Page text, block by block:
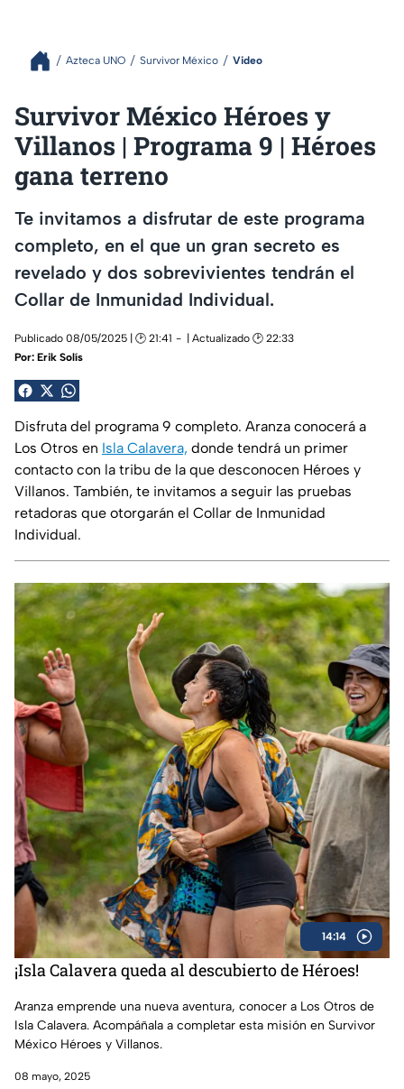
Azteca UNO Survivor México Video
Survivor México Héroes y
Villanos | Programa 9 | Héroes
gana terreno
Te invitamos a disfrutar de este programa
completo, en el que un gran secreto es
revelado y dos sobrevivientes tendrán el
Collar de Inmunidad Individual.
Publicado 08/05/2025 | 🕑 21:41
| Actualizado 🕑 22:33
Por: Erik Solís
Disfruta del programa 9 completo. Aranza conocerá a
Los Otros en Isla Calavera, donde tendrá un primer
contacto con la tribu de la que desconocen Héroes y
Villanos. También, te invitamos a seguir las pruebas
retadoras que otorgarán el Collar de Inmunidad
Individual.
14:14
¡Isla Calavera queda al descubierto de Héroes!
Aranza emprende una nueva aventura, conocer a Los Otros de
Isla Calavera. Acompáñala a completar esta misión en Survivor
México Héroes y Villanos.
08 mayo, 2025